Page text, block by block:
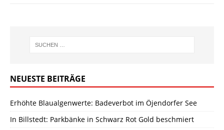
NEUESTE BEITRÄGE
Erhöhte Blaualgenwerte: Badeverbot im Öjendorfer See
In Billstedt: Parkbänke in Schwarz Rot Gold beschmiert